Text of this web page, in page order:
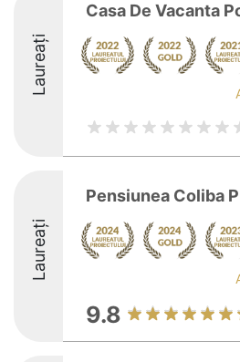
Laureați
Casa De Vacanta
Laureați
Pensiunea Coliba
9.8